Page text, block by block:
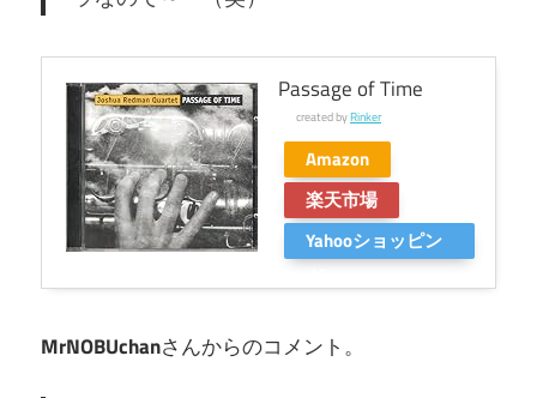
Passage of Time
created byRinker
Amazon
楽天市場
Yahooショッピン
MrNOBUchanさんからのコメント。